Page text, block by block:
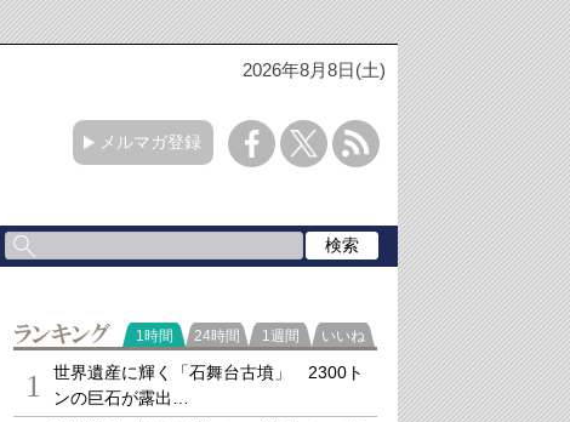
2026年8月8日(土)
メルマガ登録
ランキング
1時間 24時間 1週間 いいね
1
世界遺産に輝く「石舞台古墳」 2300ト
ンの巨石が露出…